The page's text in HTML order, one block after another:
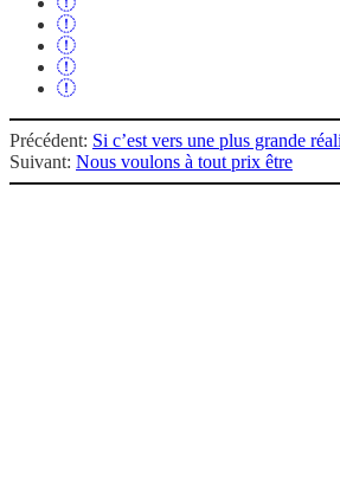
Précédent: Si c’est vers une plus grande
Suivant: Nous voulons à tout prix être